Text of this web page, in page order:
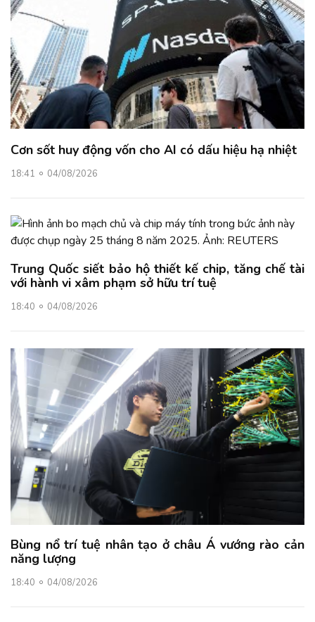
Cơn sốt huy động vốn cho AI có dấu hiệu hạ nhiệt
18:41 04/08/2026
Trung Quốc siết bảo hộ thiết kế chip, tăng chế tài
với hành vi xâm phạm sở hữu trí tuệ
18:40 04/08/2026
Bùng nổ trí tuệ nhân tạo ở châu Á vướng rào cản
năng lượng
18:40 04/08/2026